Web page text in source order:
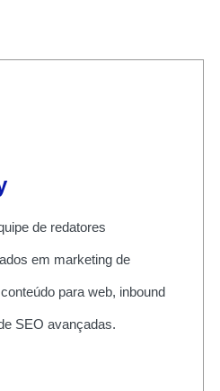
de redatores
em marketing de
para web, inbound
SEO avançadas.